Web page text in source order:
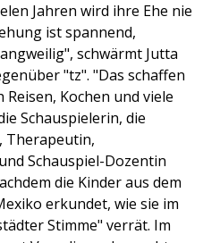
Jahren wird ihre Ehe nie
ist spannend,
schwärmt Jutta
"tz". "Das schaffen
Kochen und viele
Schauspielerin, die
Therapeutin,
Schauspiel-Dozentin
die Kinder aus dem
erkundet, wie sie im
Stimme" verrät. Im